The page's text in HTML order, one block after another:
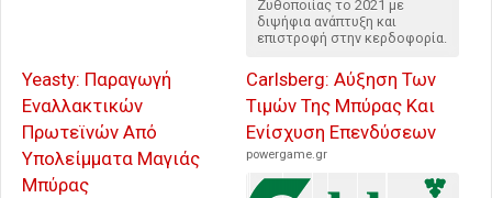
Ζυθοποιίας το 2021 με
διψήφια ανάπτυξη και
επιστροφή στην κερδοφορία.
Yeasty: Παραγωγή
Εναλλακτικών
Πρωτεϊνών Από
Υπολείμματα Μαγιάς
Μπύρας
Carlsberg: Αύξηση Των
Τιμών Της Μπύρας Και
Ενίσχυση Επενδύσεων
powergame.gr